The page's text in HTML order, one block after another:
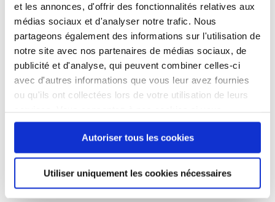
et les annonces, d'offrir des fonctionnalités relatives aux
médias sociaux et d'analyser notre trafic. Nous
partageons également des informations sur l'utilisation de
notre site avec nos partenaires de médias sociaux, de
publicité et d'analyse, qui peuvent combiner celles-ci
avec d'autres informations que vous leur avez fournies
ou qu'ils ont collectées lors de votre utilisation de leurs
continuez à utiliser notre site Web.
Autoriser tous les cookies
Utiliser uniquement les cookies nécessaires
Qualifications et diplômes :
Profil recherché :
Processus
de
recrutement